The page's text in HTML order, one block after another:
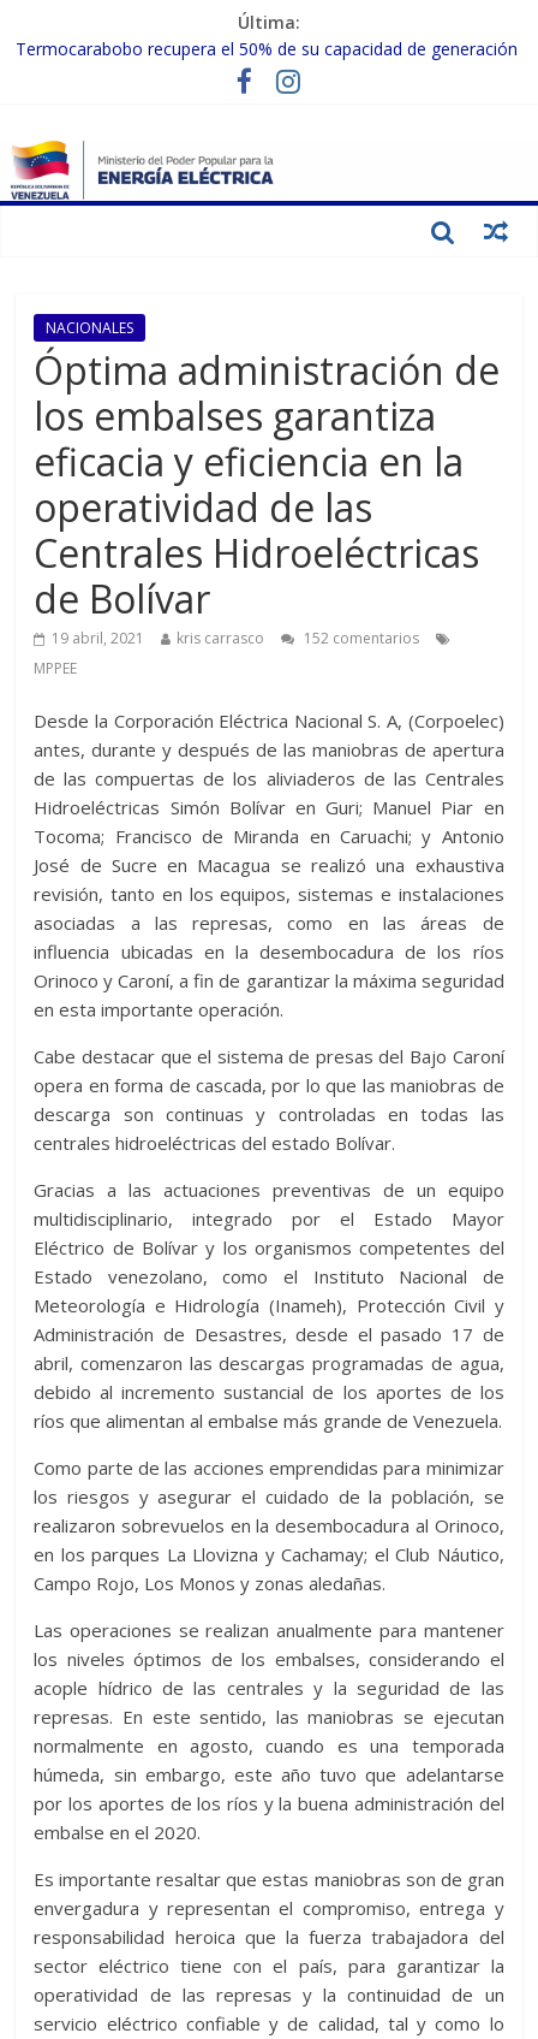
Última:
Termocarabobo recupera el 50% de su capacidad de generación
MPPEE avanza en la recuperación de infraestructuras eléctricas
Gobierno Nacional coordina acciones con el sector privado para
fortalecer el SEN ante el «Súper Niño»
Inspeccionan trabajos de rehabilitación en instalaciones del SEN
NACIONALES
Óptima administración de
los embalses garantiza
eficacia y eficiencia en la
operatividad de las
Centrales Hidroeléctricas
de Bolívar
19 abril, 2021 kris carrasco
152 comentarios
MPPEE
Desde la Corporación Eléctrica Nacional S. A, (Corpoelec)
antes, durante y después de las maniobras de apertura
de las compuertas de los aliviaderos de las Centrales
Hidroeléctricas Simón Bolívar en Guri; Manuel Piar en
Tocoma; Francisco de Miranda en Caruachi; y Antonio
José de Sucre en Macagua se realizó una exhaustiva
revisión, tanto en los equipos, sistemas e instalaciones
asociadas a las represas, como en las áreas de
influencia ubicadas en la desembocadura de los ríos
Orinoco y Caroní, a fin de garantizar la máxima seguridad
en esta importante operación.
Cabe destacar que el sistema de presas del Bajo Caroní
opera en forma de cascada, por lo que las maniobras de
descarga son continuas y controladas en todas las
centrales hidroeléctricas del estado Bolívar.
Gracias a las actuaciones preventivas de un equipo
multidisciplinario, integrado por el Estado Mayor
Eléctrico de Bolívar y los organismos competentes del
Estado venezolano, como el Instituto Nacional de
Meteorología e Hidrología (Inameh), Protección Civil y
Administración de Desastres, desde el pasado 17 de
abril, comenzaron las descargas programadas de agua,
debido al incremento sustancial de los aportes de los
ríos que alimentan al embalse más grande de Venezuela.
Como parte de las acciones emprendidas para minimizar
los riesgos y asegurar el cuidado de la población, se
realizaron sobrevuelos en la desembocadura al Orinoco,
en los parques La Llovizna y Cachamay; el Club Náutico,
Campo Rojo, Los Monos y zonas aledañas.
Las operaciones se realizan anualmente para mantener
los niveles óptimos de los embalses, considerando el
acople hídrico de las centrales y la seguridad de las
represas. En este sentido, las maniobras se ejecutan
normalmente en agosto, cuando es una temporada
húmeda, sin embargo, este año tuvo que adelantarse
por los aportes de los ríos y la buena administración del
embalse en el 2020.
Es importante resaltar que estas maniobras son de gran
envergadura y representan el compromiso, entrega y
responsabilidad heroica que la fuerza trabajadora del
sector eléctrico tiene con el país, para garantizar la
operatividad de las represas y la continuidad de un
servicio eléctrico confiable y de calidad, tal y como lo